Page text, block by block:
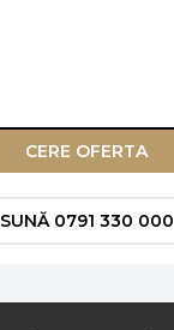
CERE OFERTA
SUNĂ 0791 330 000